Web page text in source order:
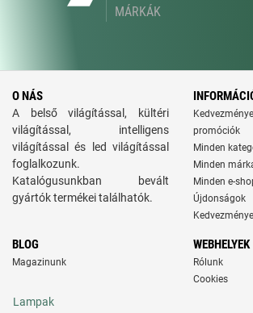
MÁRKÁK
O NÁS
A belső világítással, kültéri
világítással, intelligens
világítással és led világítással
foglalkozunk.
Katalógusunkban bevált
gyártók termékei találhatók.
promóciók
Minden
Minden
Minden e-
Újdonságok
BLOG
Magazinunk
WEBHELYEK
Rólunk
Cookies
Lampak